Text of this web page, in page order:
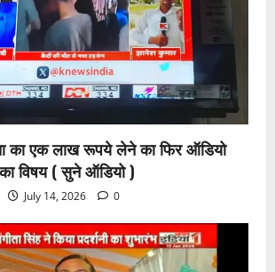
का एक लाख रूपये लेने का फिर ऑडियो
का विषय ( सुने ऑडियो )
July 14, 2026 0